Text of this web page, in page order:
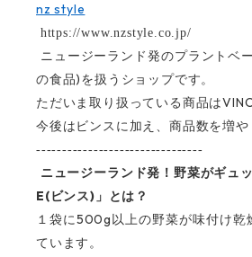
nz style
https://www.nzstyle.co.jp/
ニュージーランド発のプラントベ
の食品) を扱うショップです。
ただいま取り扱っている商品は
今後はビンスに加え、商品数を増や
--------------------------------
ニュージーランド発！野菜がギュ
E( ビンス) 」とは？
１袋に500g 以上の野菜が味付け乾
ています。